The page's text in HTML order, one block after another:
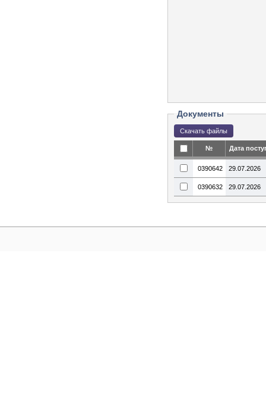
Документы
№ Дата
0390642 29.07.2026
0390632 29.07.2026